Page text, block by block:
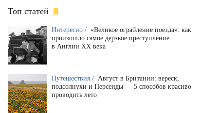
Топ статей
Интересно / «Великое ограбление поезда»: как
произошло самое дерзкое преступление
в Англии XX века
Путешествия / Август в Британии: вереск,
подсолнухи и Персеиды — 5 способов красиво
проводить лето